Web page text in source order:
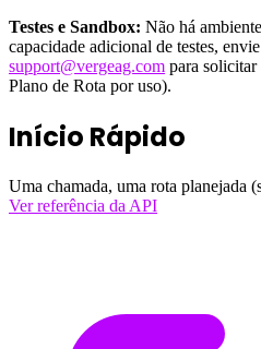
Testes e Sandbox: Não há
capacidade adicional de testes,
support@vergeag.com para solicitar
Plano de Rota por uso).
Início Rápido
Uma chamada, uma rota planejada
Ver referência da API